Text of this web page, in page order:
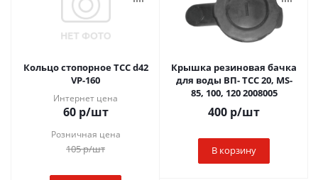
Кольцо стопорное ТСС d42
VP-160
Интернет цена
60р/шт
Розничная цена
105р/шт
Крышка резиновая бачка
для воды ВП- ТСС 20, MS-
85, 100, 120 2008005
400 р/шт
В корзину